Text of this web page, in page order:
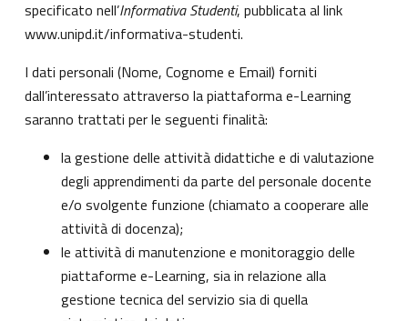
specificato nell’Informativa Studenti, pubblicata al link
www.unipd.it/informativa-studenti.
I dati personali (Nome, Cognome e Email) forniti
dall’interessato attraverso la piattaforma e-Learning
saranno trattati per le seguenti finalità:
la gestione delle attività didattiche e di valutazione
degli apprendimenti da parte del personale docente
e/o svolgente funzione (chiamato a cooperare alle
attività di docenza);
le attività di manutenzione e monitoraggio delle
piattaforme e-Learning, sia in relazione alla
gestione tecnica del servizio sia di quella